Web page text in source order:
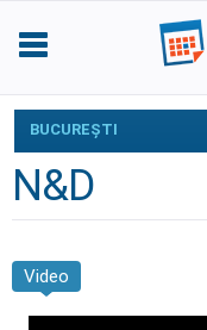
BUCUREŞTI
N&D
Video